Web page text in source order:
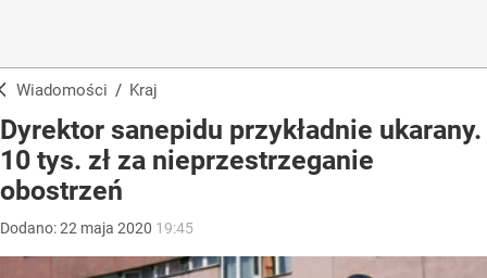
Wiadomości / Kraj
Dyrektor sanepidu przykładnie ukarany.
10 tys. zł za nieprzestrzeganie
obostrzeń
Dodano:22 maja 2020 19:45